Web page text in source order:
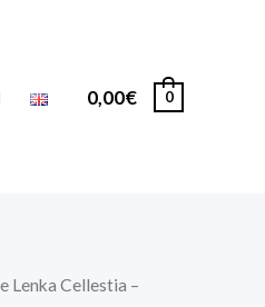
0,00€ 0
Lenka Cellestia –